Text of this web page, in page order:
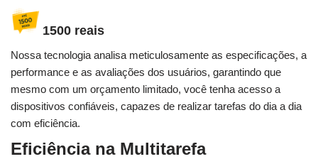
1500 reais
Nossa tecnologia analisa meticulosamente as especificações, a
performance e as avaliações dos usuários, garantindo que
mesmo com um orçamento limitado, você tenha acesso a
dispositivos confiáveis, capazes de realizar tarefas do dia a dia
com eficiência.
Eficiência na Multitarefa